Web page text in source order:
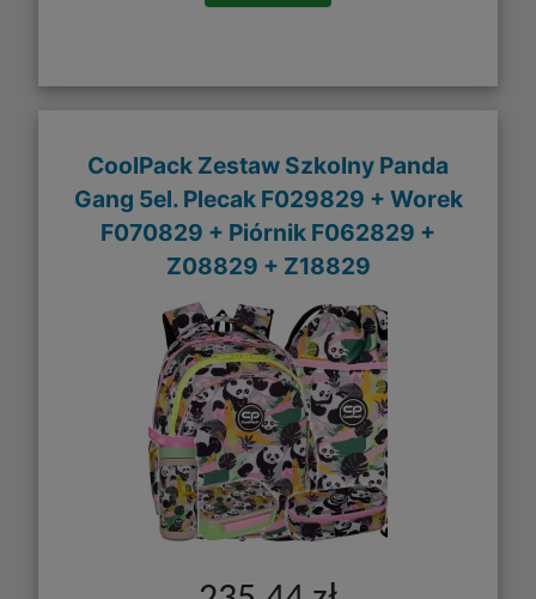
CoolPack Zestaw Szkolny Panda
Gang 5el. Plecak F029829 + Worek
F070829 + Piórnik F062829 +
Z08829 + Z18829